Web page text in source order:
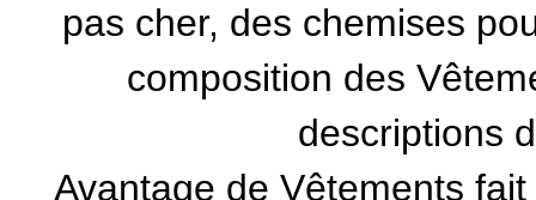
pas cher, des chemises
composition des
descriptions
Avantage de Vêtements